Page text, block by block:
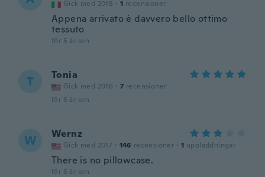
Gick med 2018 · 1 recensioner
Appena arrivato è davvero bello ottimo
tessuto
för 5 år sen
T Tonia
Gick med 2016 · 7 recensioner
för 5 år sen
W Wernz
Gick med 2017 · 146 recensioner · 1 uppladdningar
There is no pillowcase.
för 5 år sen